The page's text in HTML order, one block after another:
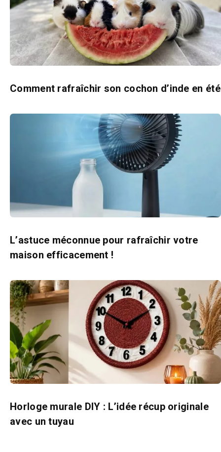
Comment rafraîchir son cochon d’inde en été
L’astuce méconnue pour rafraîchir votre
maison efficacement !
Horloge murale DIY : L’idée récup originale
avec un tuyau